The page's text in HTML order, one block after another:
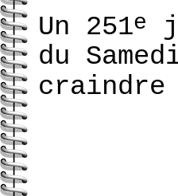
Un 251e
du